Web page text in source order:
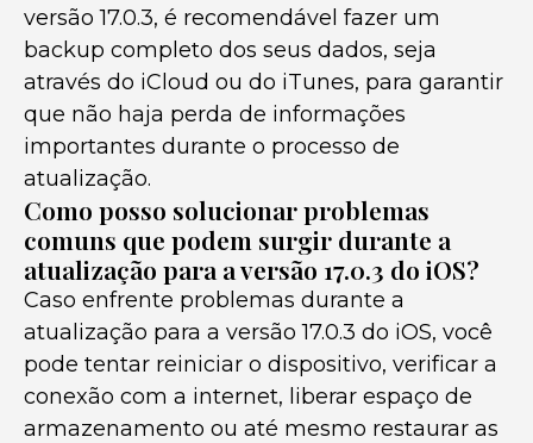
versão 17.0.3, é recomendável fazer um
backup completo dos seus dados, seja
através do iCloud ou do iTunes, para garantir
que não haja perda de informações
importantes durante o processo de
atualização.
Como posso solucionar problemas
comuns que podem surgir durante a
atualização para a versão 17.0.3 do iOS?
Caso enfrente problemas durante a
atualização para a versão 17.0.3 do iOS, você
pode tentar reiniciar o dispositivo, verificar a
conexão com a internet, liberar espaço de
armazenamento ou até mesmo restaurar as